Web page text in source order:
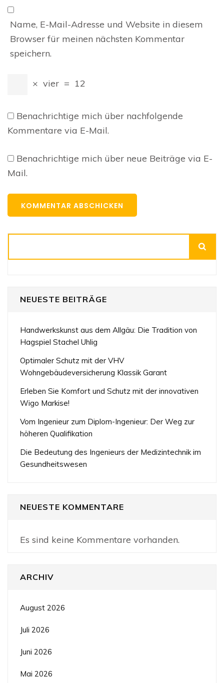
Name, E-Mail-Adresse und Website in diesem
Browser für meinen nächsten Kommentar
speichern.
× vier = 12
Benachrichtige mich über nachfolgende
Kommentare via E-Mail.
Benachrichtige mich über neue Beiträge via E-
Mail.
NEUESTE BEITRÄGE
Handwerkskunst aus dem Allgäu: Die Tradition von
Hagspiel Stachel Uhlig
Optimaler Schutz mit der VHV
Wohngebäudeversicherung Klassik Garant
Erleben Sie Komfort und Schutz mit der innovativen
Wigo Markise!
Vom Ingenieur zum Diplom-Ingenieur: Der Weg zur
höheren Qualifikation
Die Bedeutung des Ingenieurs der Medizintechnik im
Gesundheitswesen
NEUESTE KOMMENTARE
Es sind keine Kommentare vorhanden.
ARCHIV
August 2026
Juli 2026
Juni 2026
Mai 2026